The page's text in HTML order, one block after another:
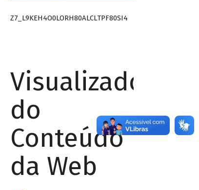
Z7_L9KEH4O0LORH80ALCLTPF80SI4
Visualizador
do
Conteúdo
da Web